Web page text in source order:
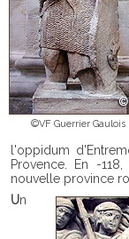
©VF Guerrier Gaulois
l'oppidum
Provence. En -
nouvelle province
Un